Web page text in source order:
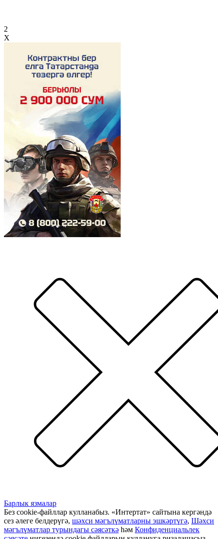
2
X
Барлык язмалар
Без cookie-файллар кулланабыз. «Интертат» сайтына кергәндә
сез әлеге белдерүгә, шәхси мәгълүматларны эшкәртүгә, Шәхси
мәгълүматлар турындагы сәясәткә һәм Конфиденциальлек